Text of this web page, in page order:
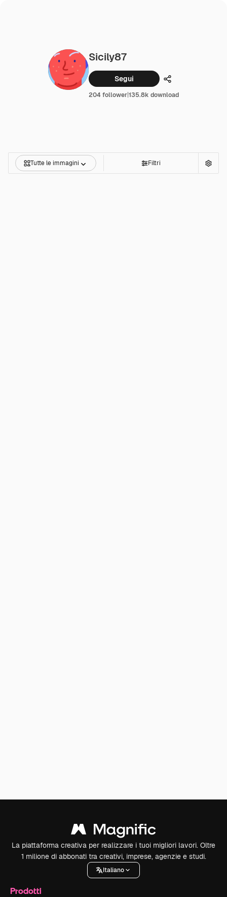
Sicily87
Segui Condividi
204 follower|135.8k download
Tutte le immagini Filtri
La piattaforma creativa per realizzare i tuoi migliori lavori. Oltre
1 milione di abbonati tra creativi, imprese, agenzie e studi.
Italiano
Prodotti